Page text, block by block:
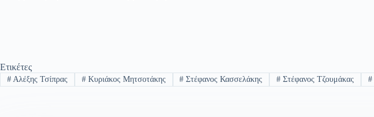
Ετικέτες
#Αλέξης Τσίπρας #Κυριάκος Μητσοτάκης # Στέφανος Κασσελάκης # Στέφανος Τζουμάκας #